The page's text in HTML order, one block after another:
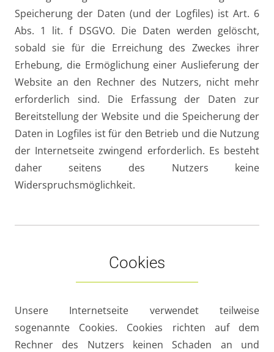
Speicherung der Daten (und der Logfiles) ist Art. 6
Abs. 1 lit. f DSGVO. Die Daten werden gelöscht,
sobald sie für die Erreichung des Zweckes ihrer
Erhebung, die Ermöglichung einer Auslieferung der
Website an den Rechner des Nutzers, nicht mehr
erforderlich sind. Die Erfassung der Daten zur
Bereitstellung der Website und die Speicherung der
Daten in Logfiles ist für den Betrieb und die Nutzung
der Internetseite zwingend erforderlich. Es besteht
daher seitens des Nutzers keine
Widerspruchsmöglichkeit.
Cookies
Unsere Internetseite verwendet teilweise
sogenannte Cookies. Cookies richten auf dem
Rechner des Nutzers keinen Schaden an und